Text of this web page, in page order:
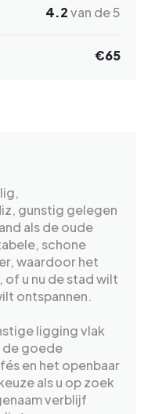
4.2van de 5
€65
gunstig gelegen
als de oude
schone
waardoor het
of u nu de stad wilt
ontspannen.
ligging vlak
de goede
en het openbaar
als u op zoek
verblijf